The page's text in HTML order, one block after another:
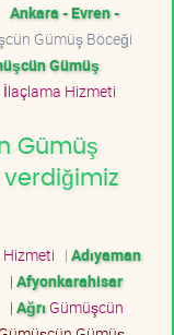
Ankara - Evren -
Gümüş Böceği
Gümüş
Hizmeti
Gümüş
| Adıyaman
| Afyonkarahisar
| Ağrı Gümüşcün